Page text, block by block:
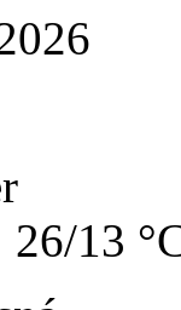
26/13